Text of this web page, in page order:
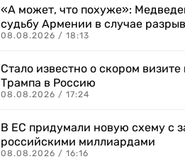
«А может, что похуже»:
судьбу Армении в случае
08.08.2026 / 18:13
Стало известно о скором
Трампа в Россию
08.08.2026 / 17:24
В ЕС придумали новую схему с
российскими миллиардами
08.08.2026 / 16:16